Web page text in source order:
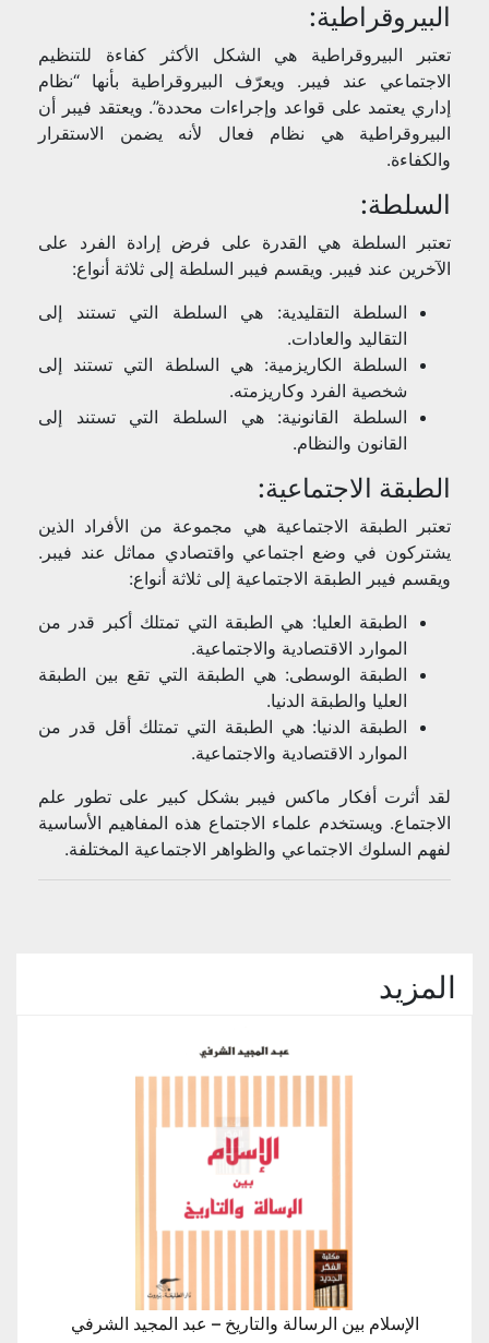
البيروقراطية:
تعتبر البيروقراطية هي الشكل الأكثر كفاءة للتنظيم
الاجتماعي عند فيبر. ويعرّف البيروقراطية بأنها “نظام
إداري يعتمد على قواعد وإجراءات محددة”. ويعتقد فيبر أن
البيروقراطية هي نظام فعال لأنه يضمن الاستقرار
والكفاءة.
السلطة:
تعتبر السلطة هي القدرة على فرض إرادة الفرد على
الآخرين عند فيبر. ويقسم فيبر السلطة إلى ثلاثة أنواع:
السلطة التقليدية: هي السلطة التي تستند إلى
التقاليد والعادات.
السلطة الكاريزمية: هي السلطة التي تستند إلى
شخصية الفرد وكاريزمته.
السلطة القانونية: هي السلطة التي تستند إلى
القانون والنظام.
الطبقة الاجتماعية:
تعتبر الطبقة الاجتماعية هي مجموعة من الأفراد الذين
يشتركون في وضع اجتماعي واقتصادي مماثل عند فيبر.
ويقسم فيبر الطبقة الاجتماعية إلى ثلاثة أنواع:
الطبقة العليا: هي الطبقة التي تمتلك أكبر قدر من
الموارد الاقتصادية والاجتماعية.
الطبقة الوسطى: هي الطبقة التي تقع بين الطبقة
العليا والطبقة الدنيا.
الطبقة الدنيا: هي الطبقة التي تمتلك أقل قدر من
الموارد الاقتصادية والاجتماعية.
لقد أثرت أفكار ماكس فيبر بشكل كبير على تطور علم
الاجتماع. ويستخدم علماء الاجتماع هذه المفاهيم الأساسية
لفهم السلوك الاجتماعي والظواهر الاجتماعية المختلفة.
المزيد
الإسلام بين الرسالة والتاريخ – عبد المجيد الشرفي